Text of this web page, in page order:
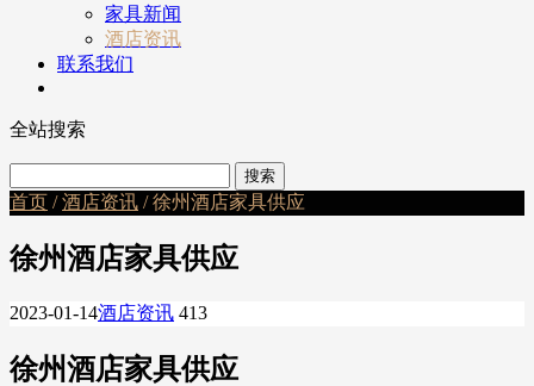
家具新闻
酒店资讯
联系我们
全站搜索
首页 /酒店资讯 / 徐州酒店家具供应
徐州酒店家具供应
2023-01-14酒店资讯 413
徐州酒店家具供应